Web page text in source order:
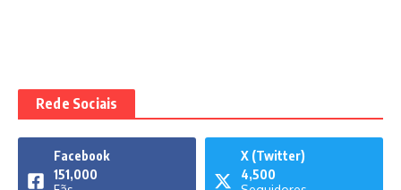
Rede Sociais
Facebook
151,000
X (Twitter)
4,500